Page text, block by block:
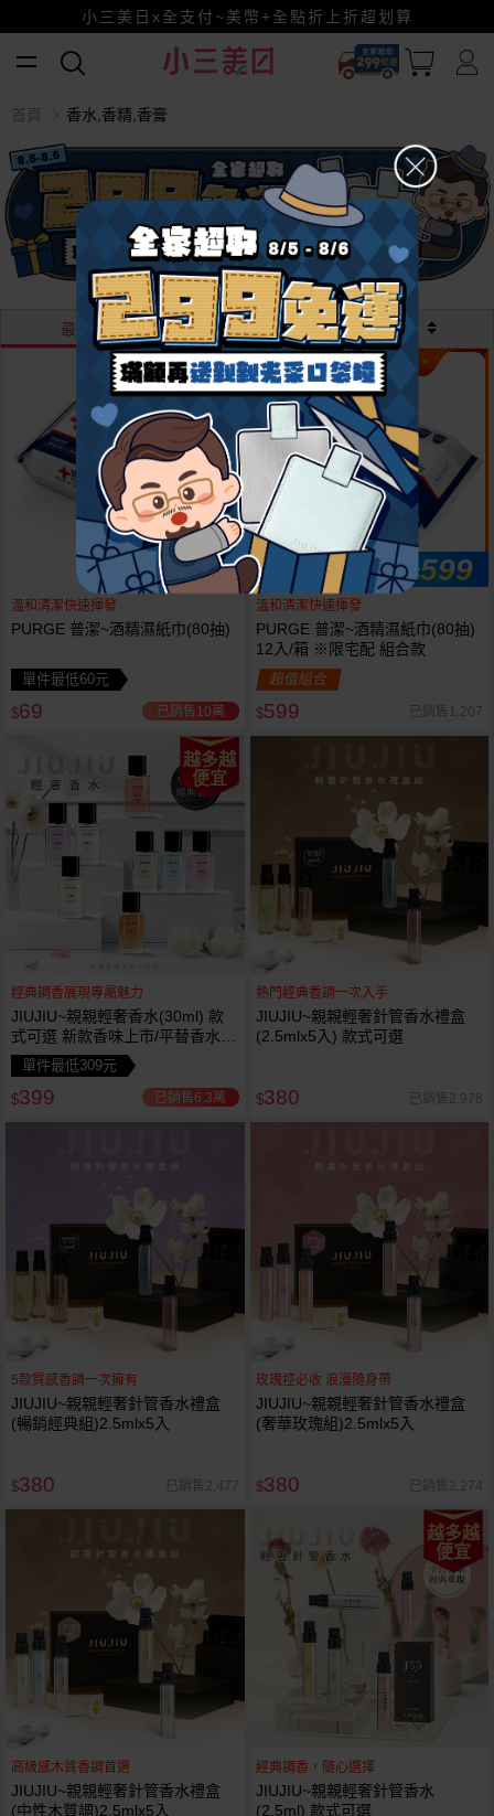
賺美幣~換好禮~立即換GO~
小三美日x全支付~美幣+全點折上折超划算
幫老爸清空購物車！
最熱銷 最新 價格
首頁 香水,香精,香膏
越多越
便宜
溫和清潔快速揮發
PURGE 普潔~酒精濕紙巾(80抽)
單件最低60元
$69 已銷售10萬
超值組合
即 刻 開 搶 $599
溫和清潔快速揮發
PURGE 普潔~酒精濕紙巾(80抽)
12入/箱 ※限宅配 組合款
超值組合
$599 已銷售1,207
越多越
便宜
經典調香展現專屬魅力
JIUJIU~親親輕奢香水(30ml) 款
式可選 新款香味上市/平替香水/
大牌香水/大牌平替
單件最低309元
$399 已銷售6.3萬
熱門經典香調一次入手
JIUJIU~親親輕奢針管香水禮盒
(2.5mlx5入) 款式可選
$380 已銷售2,978
5款質感香調一次擁有
JIUJIU~親親輕奢針管香水禮盒
(暢銷經典組)2.5mlx5入
$380 已銷售2,477
玫瑰控必收 浪漫隨身帶
JIUJIU~親親輕奢針管香水禮盒
(奢華玫瑰組)2.5mlx5入
$380 已銷售2,274
高級感木質香調首選
JIUJIU~親親輕奢針管香水禮盒
(中性木質調)2.5mlx5入
越多越
便宜
經典調香，隨心選擇
JIUJIU~親親輕奢針管香水
(2.5ml) 款式可選